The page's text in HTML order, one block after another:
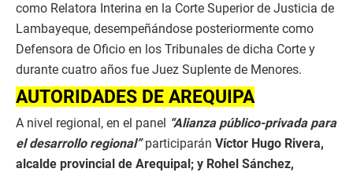
como Relatora Interina en la Corte Superior de Justicia de
Lambayeque, desempeñándose posteriormente como
Defensora de Oficio en los Tribunales de dicha Corte y
durante cuatro años fue Juez Suplente de Menores.
AUTORIDADES DE AREQUIPA
A nivel regional, en el panel “Alianza público-privada para
el desarrollo regional”participarán Víctor Hugo Rivera,
alcalde provincial de Arequipal; y Rohel Sánchez,